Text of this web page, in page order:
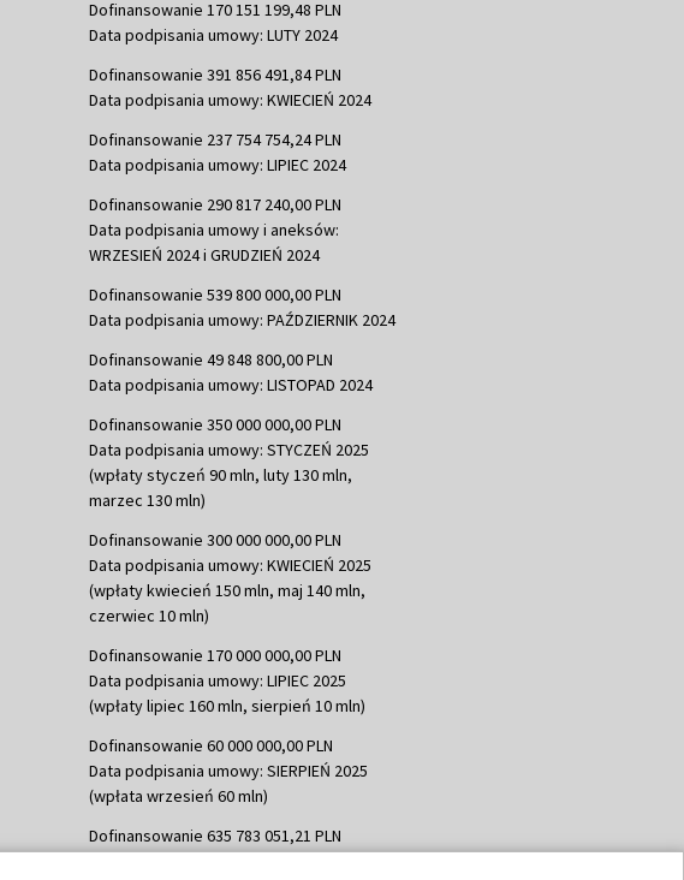
Dofinansowanie 170 151 199,48 PLN
Data podpisania umowy: LUTY 2024
Dofinansowanie 391 856 491,84 PLN
Data podpisania umowy: KWIECIEŃ 2024
Dofinansowanie 237 754 754,24 PLN
Data podpisania umowy: LIPIEC 2024
Dofinansowanie 290 817 240,00 PLN
Data podpisania umowy i aneksów:
WRZESIEŃ 2024 i GRUDZIEŃ 2024
Dofinansowanie 539 800 000,00 PLN
Data podpisania umowy: PAŹDZIERNIK 2024
Dofinansowanie 49 848 800,00 PLN
Data podpisania umowy: LISTOPAD 2024
Dofinansowanie 350 000 000,00 PLN
Data podpisania umowy: STYCZEŃ 2025
(wpłaty styczeń 90 mln, luty 130 mln,
marzec 130 mln)
Dofinansowanie 300 000 000,00 PLN
Data podpisania umowy: KWIECIEŃ 2025
(wpłaty kwiecień 150 mln, maj 140 mln,
czerwiec 10 mln)
Dofinansowanie 170 000 000,00 PLN
Data podpisania umowy: LIPIEC 2025
(wpłaty lipiec 160 mln, sierpień 10 mln)
Dofinansowanie 60 000 000,00 PLN
Data podpisania umowy: SIERPIEŃ 2025
(wpłata wrzesień 60 mln)
Dofinansowanie 635 783 051,21 PLN